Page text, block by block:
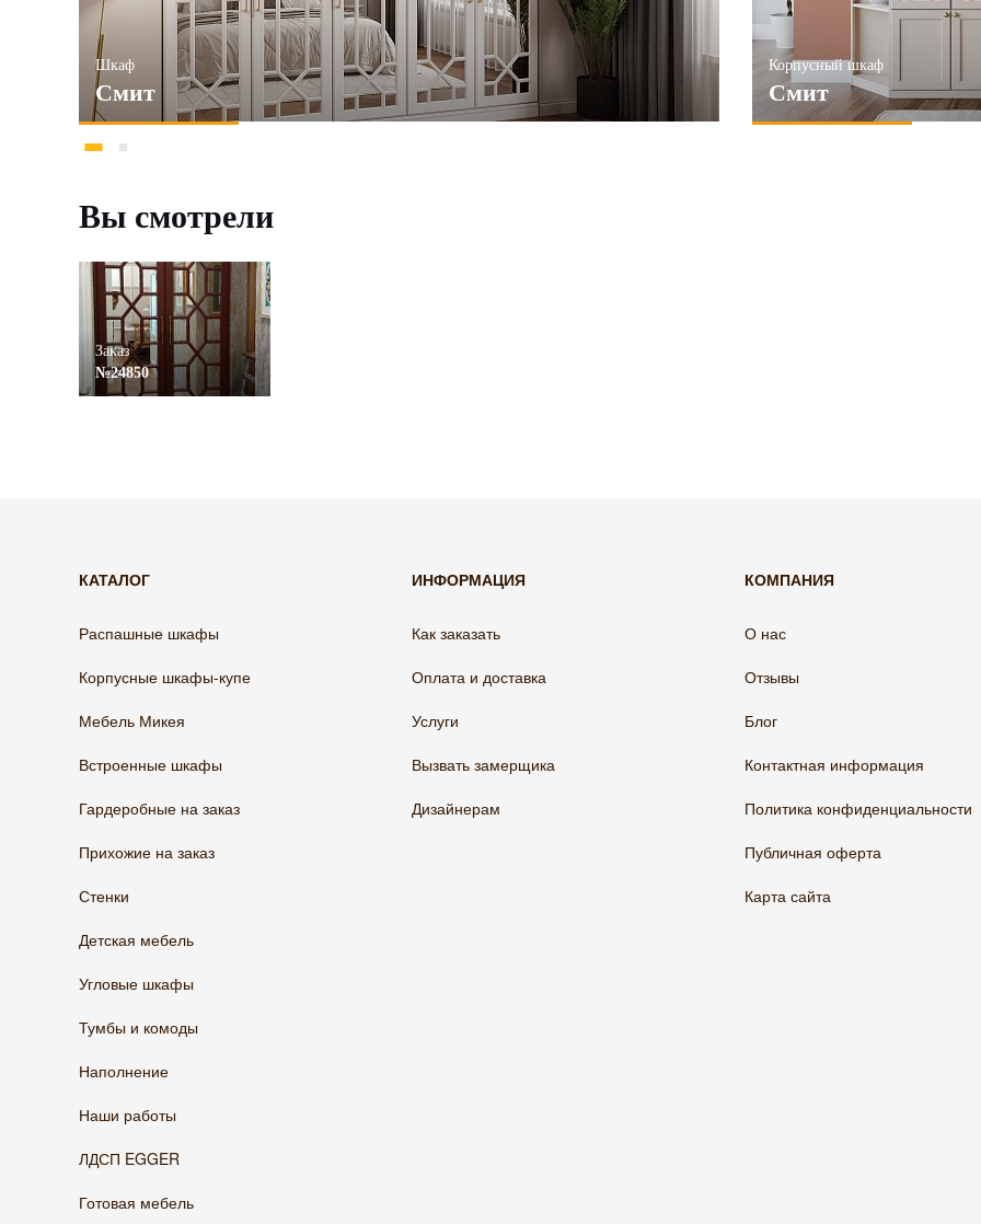
Шкаф
Смит
Корпусный шкаф
Смит
Вы смотрели
Заказ
№24850
КАТАЛОГ
Распашные шкафы
Корпусные шкафы-купе
Мебель Микея
Встроенные шкафы
Гардеробные на заказ
Прихожие на заказ
Стенки
Детская мебель
Угловые шкафы
Тумбы и комоды
Наполнение
Наши работы
ЛДСП EGGER
Готовая мебель
ИНФОРМАЦИЯ
Как заказать
Оплата и доставка
Услуги
Вызвать замерщика
Дизайнерам
КОМПАНИЯ
О нас
Отзывы
Блог
Контактная информация
Политика конфиденциальности
Публичная оферта
Карта сайта